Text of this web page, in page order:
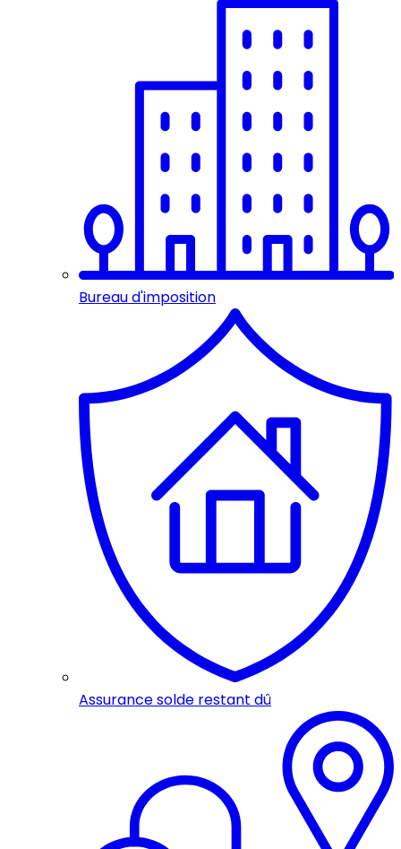
Bureau d'imposition
Assurance solde restant dû